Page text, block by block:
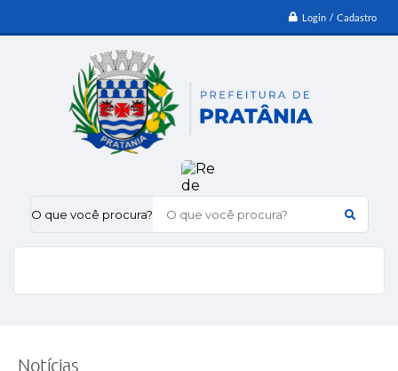
Login / Cadastro
O que você procura?
Notícias